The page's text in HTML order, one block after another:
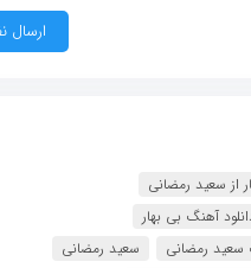
از سعید رمضانی
آهنگ بی بهار
سعید رمضانی
سعید رمضانی